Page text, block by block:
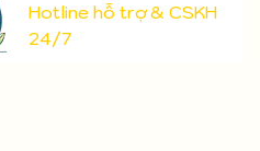
Hotline hỗ trợ & CSKH
24/7